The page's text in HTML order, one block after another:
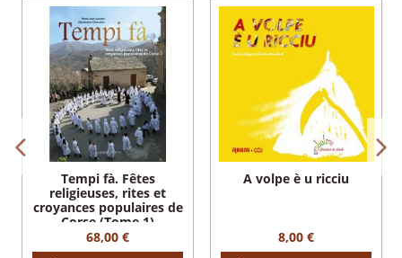
Tempi fà. Fêtes
religieuses, rites et
croyances populaires de
Corse (Tome 1)
68,00 €
A volpe è u ricciu
8,00 €